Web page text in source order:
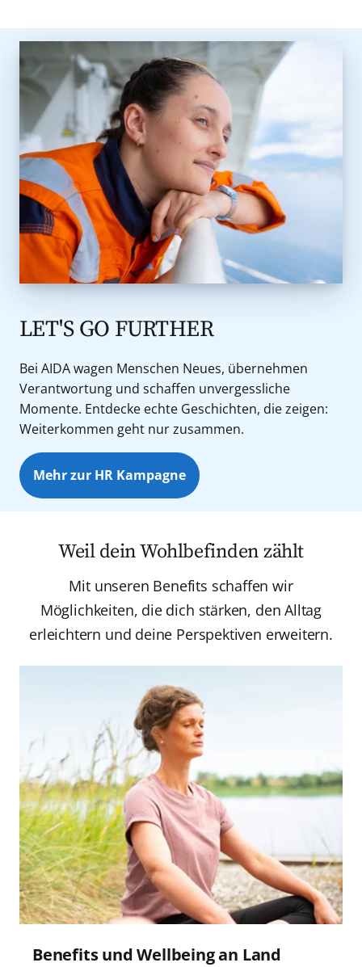
LET'S GO FURTHER
Bei AIDA wagen Menschen Neues, übernehmen
Verantwortung und schaffen unvergessliche
Momente. Entdecke echte Geschichten, die zeigen:
Weiterkommen geht nur zusammen.
Mehr zur HR Kampagne
Weil dein Wohlbefinden zählt
Mit unseren Benefits schaffen wir
Möglichkeiten, die dich stärken, den Alltag
erleichtern und deine Perspektiven erweitern.
Benefits und Wellbeing an Land